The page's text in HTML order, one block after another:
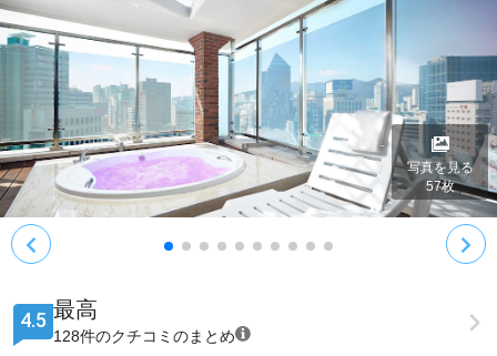
写真を見る
57枚
4.5 最高
128件のクチコミのまとめ